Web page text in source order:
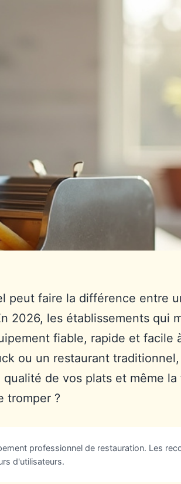
peut faire la différence entre
2026, les établissements qui
fiable, rapide et facile
ou un restaurant
de vos plats et même
tromper ?
professionnel de restauration. Les
d'utilisateurs.